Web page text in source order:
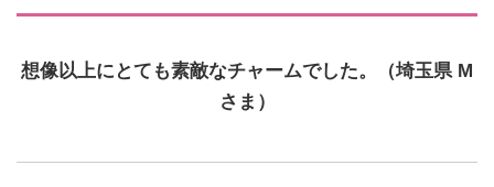
想像以上にとても素敵なチャームでした。（埼玉県 M
さま）